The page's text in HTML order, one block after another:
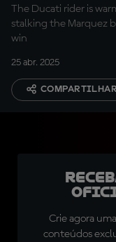
The Ducati rider is
stalking the Marquez
win
25 abr. 2025
COMPARTILHAR
Crie agora
conteúdos